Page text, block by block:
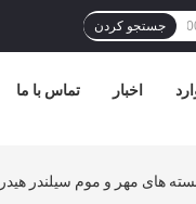
جستجو کردن
تماس با ما اخبار